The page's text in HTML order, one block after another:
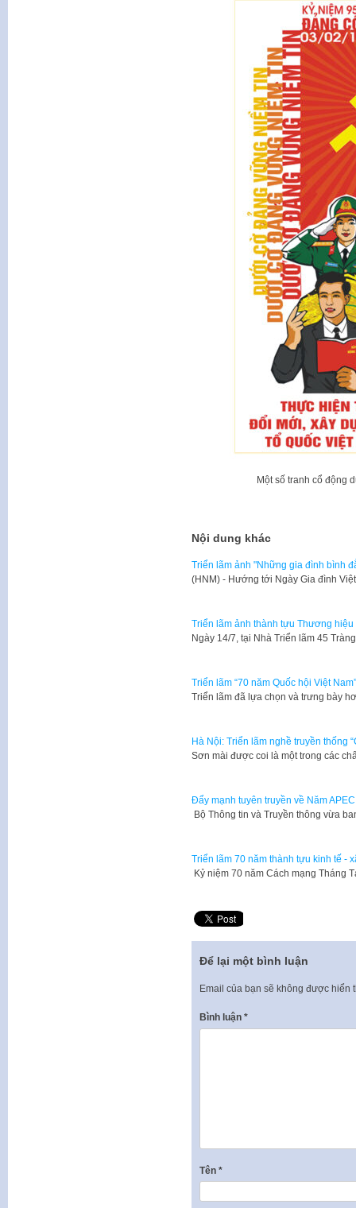
Một số tranh cổ động
Nội dung khác
Triển lãm ảnh "Những gia đình bình
(HNM) - Hướng tới Ngày Gia đình
Triển lãm ảnh thành tựu Thương hiệu
Ngày 14/7, tại Nhà Triển lãm 45
Triển lãm “70 năm Quốc hội Việt Nam”
Triển lãm đã lựa chọn và trưng bày
Hà Nội: Triển lãm nghề truyền thống
Sơn mài được coi là một trong các
Đẩy mạnh tuyên truyền về Năm
Bộ Thông tin và Truyền thông vừa
Triển lãm 70 năm thành tựu kinh tế -
Kỷ niệm 70 năm Cách mạng Tháng
Để lại một bình luận
Email của bạn sẽ không được hiển
Bình luận *
Tên *